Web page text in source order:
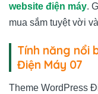
website điện máy.
mua sắm tuyệt vời
Tính năng nổi
Điện Máy 07
Theme WordPress